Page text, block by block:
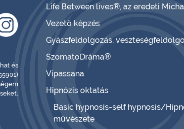
és
Life Between lives®, az eredeti
Vezető képzés
Gyászfeldolgozás,
SzomatoDráma®
Vipassana
Hipnózis oktatás
Basic hypnosis-self hypnosis/
művészete